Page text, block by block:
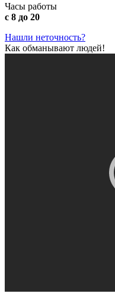
Часы работы
с 8 до 20
Нашли неточность?
Как обманывают людей!